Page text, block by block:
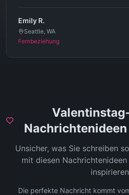
Emily R.
Seattle, WA
Fernbeziehung
Unsicher, was Sie schreiben
mit diesen
inspirieren
Die perfekte Nachricht kommt